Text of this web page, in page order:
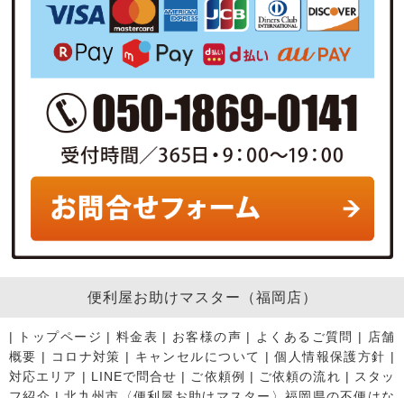
便利屋お助けマスター（福岡店）
| トップページ | 料金表 | お客様の声 | よくあるご質問 |
店舗
概要 | コロナ対策 | キャンセルについて |個人情報保護方針 |
対応エリア | LINEで問合せ | ご依頼例 | ご依頼の流れ | スタッ